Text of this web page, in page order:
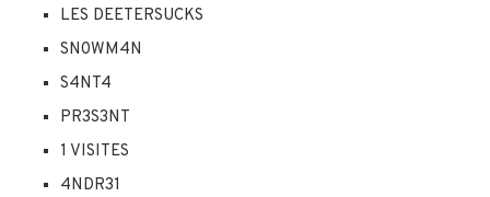
LES DEETERSUCKS
SN0WM4N
S4NT4
PR3S3NT
1 VISITES
4NDR31